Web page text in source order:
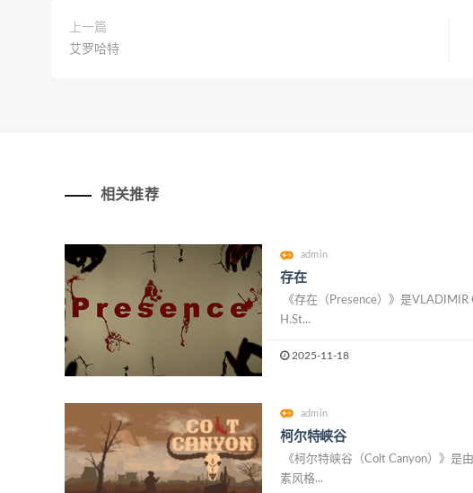
上一篇
艾罗哈特
相关推荐
admin
存在
《存在（Presence）》是VLADIMIR
H.St...
2025-11-18
admin
柯尔特峡谷
《柯尔特峡谷（Colt Canyon）》是
素风格...